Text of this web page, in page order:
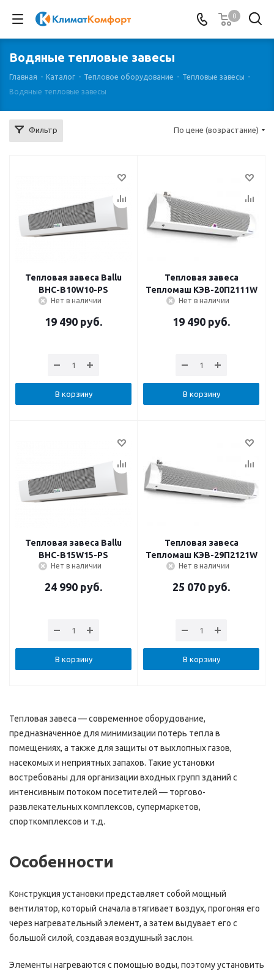
0
Водяные тепловые завесы
Главная - Каталог - Тепловое оборудование - Тепловые завесы -
Водяные тепловые завесы
Фильтр По цене (возрастание)
Тепловая завеса Ballu
BHC-B10W10-PS
Нет в наличии
19 490 руб.
В корзину
Тепловая завеса
Тепломаш КЭВ-20П2111W
Нет в наличии
19 490 руб.
В корзину
Тепловая завеса Ballu
BHC-B15W15-PS
Нет в наличии
24 990 руб.
В корзину
Тепловая завеса
Тепломаш КЭВ-29П2121W
Нет в наличии
25 070 руб.
В корзину
Тепловая завеса — современное оборудование,
предназначенное для минимизации потерь тепла в
помещениях, а также для защиты от выхлопных газов,
насекомых и неприятных запахов. Такие установки
востребованы для организации входных групп зданий с
интенсивным потоком посетителей — торгово-
развлекательных комплексов, супермаркетов,
спорткомплексов и т.д.
Особенности
Конструкция установки представляет собой мощный
вентилятор, который сначала втягивает воздух, прогоняя его
через нагревательный элемент, а затем выдувает его с
большой силой, создавая воздушный заслон.
Элементы нагреваются с помощью воды, поэтому установить